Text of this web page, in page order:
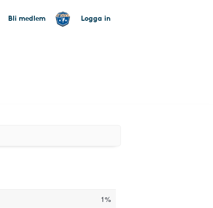
Bli medlem Logga in
1%